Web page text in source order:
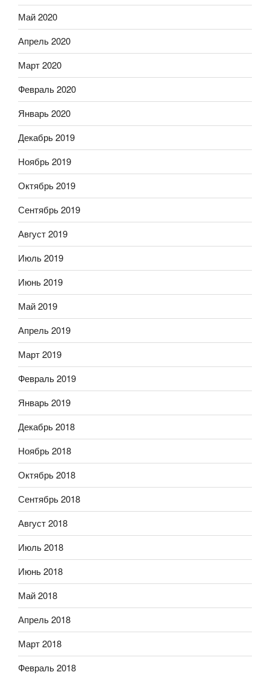
Май 2020
Апрель 2020
Март 2020
Февраль 2020
Январь 2020
Декабрь 2019
Ноябрь 2019
Октябрь 2019
Сентябрь 2019
Август 2019
Июль 2019
Июнь 2019
Май 2019
Апрель 2019
Март 2019
Февраль 2019
Январь 2019
Декабрь 2018
Ноябрь 2018
Октябрь 2018
Сентябрь 2018
Август 2018
Июль 2018
Июнь 2018
Май 2018
Апрель 2018
Март 2018
Февраль 2018